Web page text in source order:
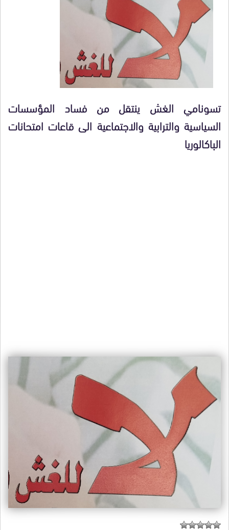
تسونامي الغش ينتقل من فساد المؤسسات
السياسية والترابية والاجتماعية الى قاعات امتحانات
الباكالوريا